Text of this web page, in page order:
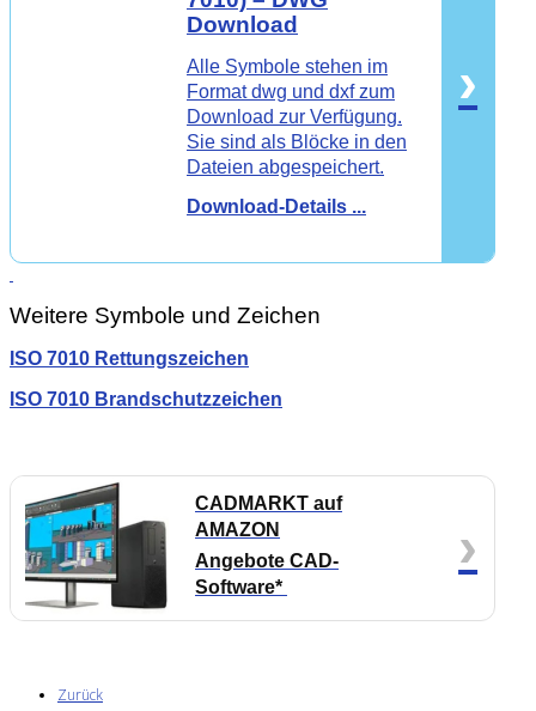
Download
Alle Symbole stehen im
Format dwg und dxf zum
Download zur Verfügung.
Sie sind als Blöcke in den
Dateien abgespeichert.
Download-Details ...
›
Weitere Symbole und Zeichen
ISO 7010 Rettungszeichen
ISO 7010 Brandschutzzeichen
CADMARKT auf
AMAZON
Angebote CAD-
Software*
›
Zurück